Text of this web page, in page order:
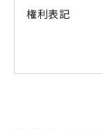
権利表記